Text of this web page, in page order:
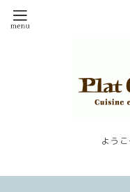
よう